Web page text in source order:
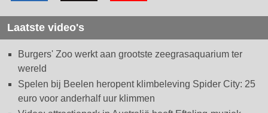
Laatste video's
Burgers' Zoo werkt aan grootste zeegrasaquarium ter
wereld
Spelen bij Beelen heropent klimbeleving Spider City: 25
euro voor anderhalf uur klimmen